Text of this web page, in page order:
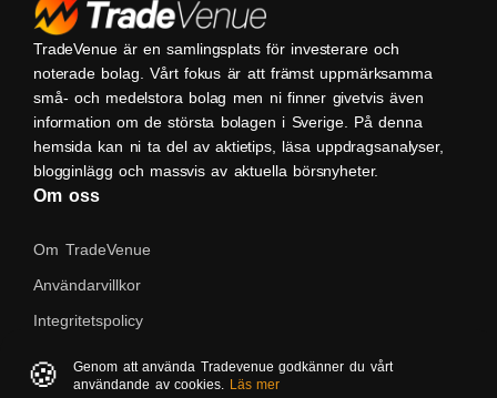
TradeVenue är en samlingsplats för investerare och
noterade bolag. Vårt fokus är att främst uppmärksamma
små- och medelstora bolag men ni finner givetvis även
information om de största bolagen i Sverige. På denna
hemsida kan ni ta del av aktietips, läsa uppdragsanalyser,
blogginlägg och massvis av aktuella börsnyheter.
Om oss
Om TradeVenue
Användarvillkor
Integritetspolicy
Native
🍪
Genom att använda Tradevenue godkänner du vårt
användande av cookies. Läs mer